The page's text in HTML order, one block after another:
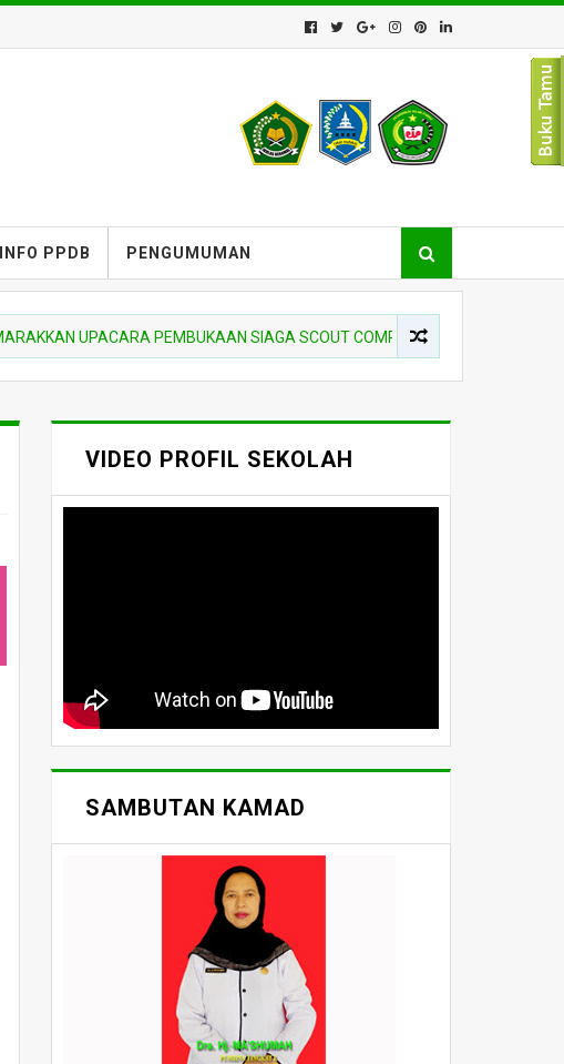
INFO PPDB PENGUMUMAN
UPACARA PEMBUKAAN SIAGA SCOUT COMPETITION DI MTSN 10 HSS
VIDEO PROFIL SEKOLAH
SAMBUTAN KAMAD